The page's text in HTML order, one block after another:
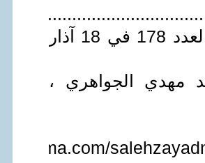
* نشرت في جريدة " الرأي العام " العدد 178 في 18 آذار
(2001) ، محمد مهدي الجواهري ،